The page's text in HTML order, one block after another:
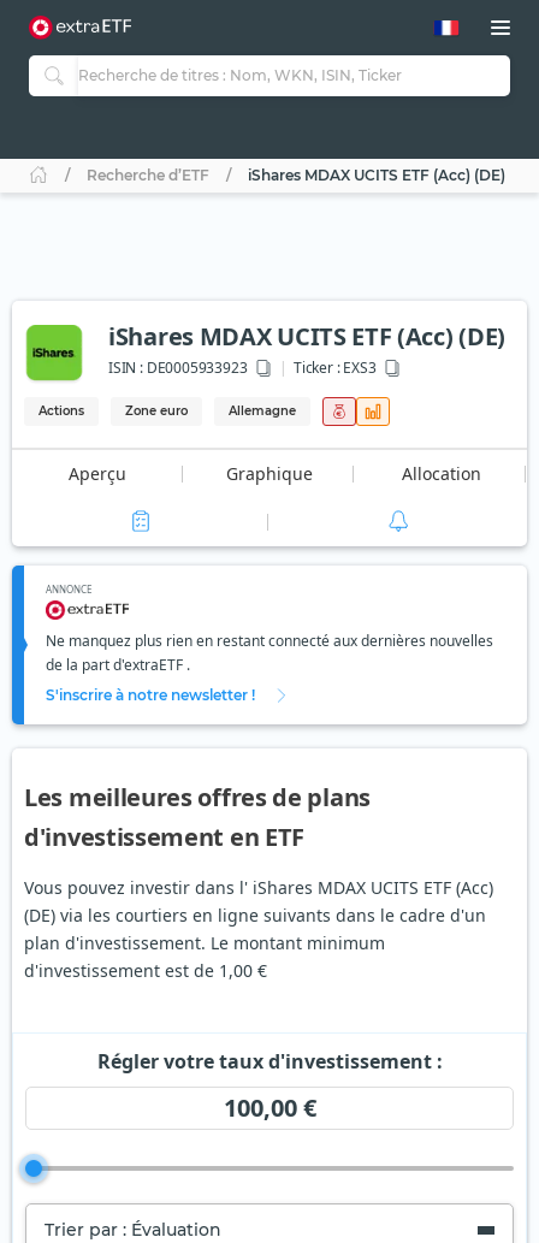
Recherche d’ETF iShares MDAX UCITS ETF (Acc) (DE)
iShares MDAX UCITS ETF (Acc) (DE)
ISIN :DE0005933923 Ticker :EXS3
Actions Zone euro Allemagne
Aperçu Graphique Allocation
ANNONCE
Ne manquez plus rien en restant connecté aux dernières nouvelles
de la part d'extraETF .
S'inscrire à notre newsletter !
Les meilleures offres de plans
d'investissement en ETF
Vous pouvez investir dans l' iShares MDAX UCITS ETF (Acc)
(DE) via les courtiers en ligne suivants dans le cadre d'un
plan d'investissement. Le montant minimum
d'investissement est de 1,00 €
Régler votre taux d'investissement :
100,00 €
Trier par : Évaluation